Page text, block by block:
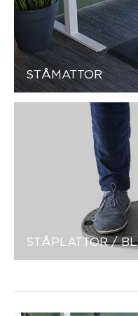
STÅMATTOR
STÅPLATTOR /